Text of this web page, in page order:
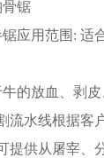
骨锯
应用范围: 适
的放血、剥皮
流水线根据客
提供从屠宰、